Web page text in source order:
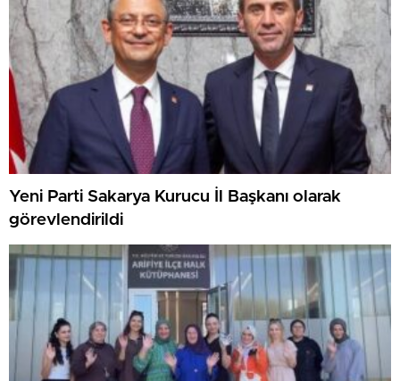
Yeni Parti Sakarya Kurucu İl Başkanı olarak
görevlendirildi